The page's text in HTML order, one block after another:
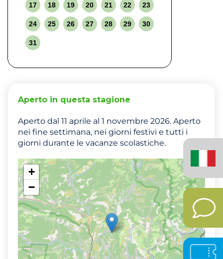
17 18 19 20 21 22 23
24 25 26 27 28 29 30
31
Aperto in questa stagione
Aperto dal 11 aprile al 1 novembre 2026. Aperto
nei fine settimana, nei giorni festivi e tutti i
giorni durante le vacanze scolastiche.
+
−